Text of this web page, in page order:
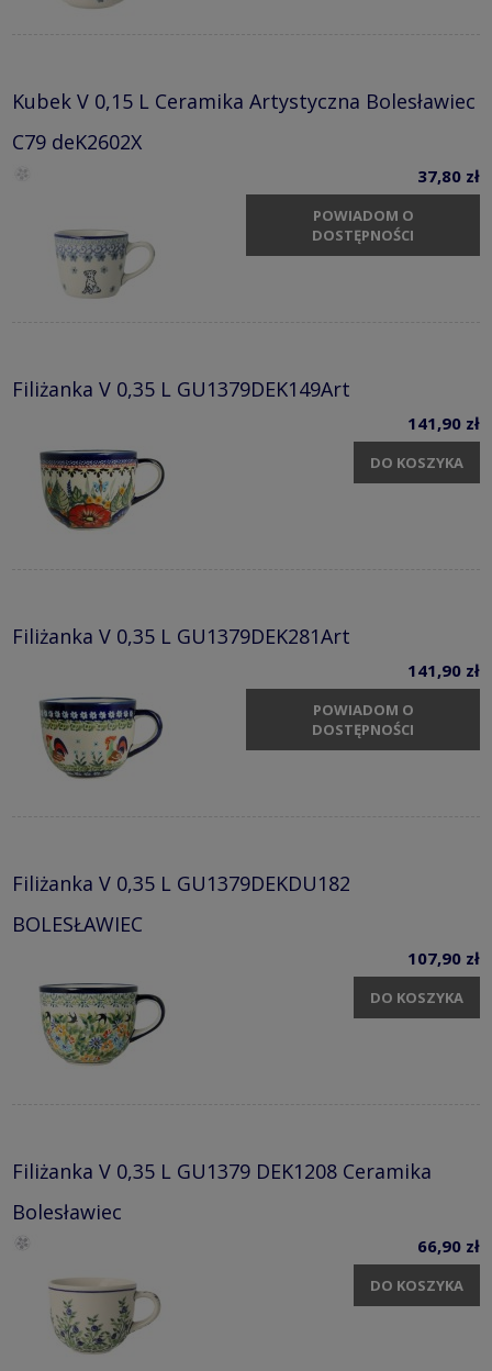
Kubek V 0,15 L Ceramika Artystyczna Bolesławiec
C79 deK2602X
37,80 zł
POWIADOM O
DOSTĘPNOŚCI
Filiżanka V 0,35 L GU1379DEK149Art
141,90 zł
DO KOSZYKA
Filiżanka V 0,35 L GU1379DEK281Art
141,90 zł
POWIADOM O
DOSTĘPNOŚCI
Filiżanka V 0,35 L GU1379DEKDU182
BOLESŁAWIEC
107,90 zł
DO KOSZYKA
Filiżanka V 0,35 L GU1379 DEK1208 Ceramika
Bolesławiec
66,90 zł
DO KOSZYKA